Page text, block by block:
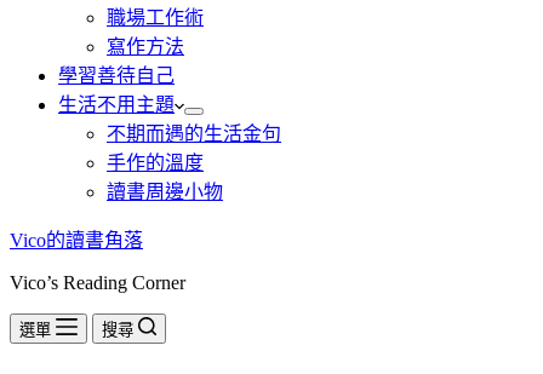
職場工作術
寫作方法
學習善待自己
生活不用主題
不期而遇的生活金句
手作的溫度
讀書周邊小物
Vico的讀書角落
Vico’s Reading Corner
選單 搜尋